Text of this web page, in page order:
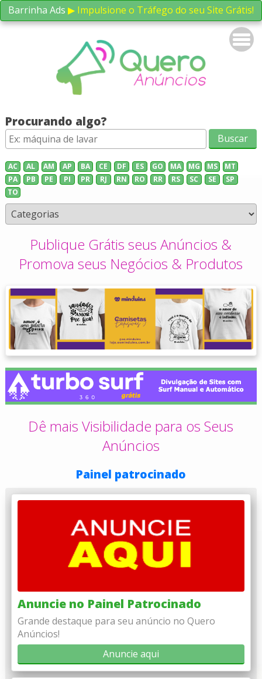
Barrinha Ads ▶ Impulsione o Tráfego do seu Site Grátis!
Procurando algo?
AC AL AM AP BA CE DF ES GO MA MG MS
MT
PA
PB PE PI PR RJ RN RO RR RS SC SE
SP
TO
Publique Grátis seus Anúncios &
Promova seus Negócios & Produtos
Dê mais Visibilidade para os Seus
Anúncios
Painel patrocinado
Anuncie no Painel Patrocinado
Grande destaque para seu anúncio no Quero
Anúncios!
Anuncie aqui